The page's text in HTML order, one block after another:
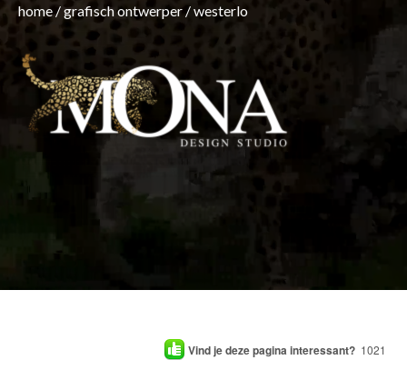
home /grafisch ontwerper /westerlo
Vind je deze pagina interessant? 1021